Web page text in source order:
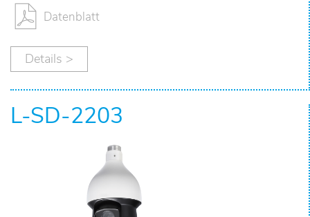
Datenblatt
Details >
L-SD-2203